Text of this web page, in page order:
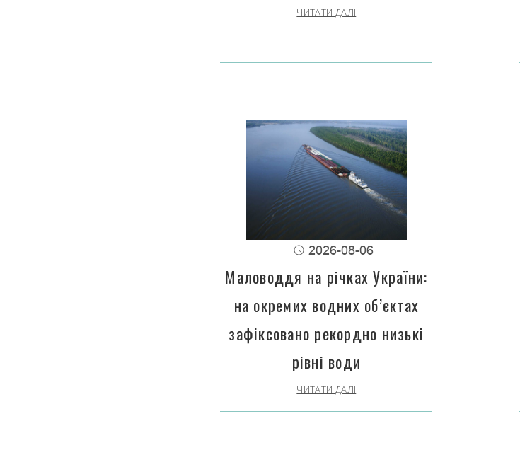
ЧИТАТИ ДАЛІ
2026-08-06
Маловоддя на річках України:
на окремих водних об’єктах
зафіксовано рекордно низькі
рівні води
ЧИТАТИ ДАЛІ